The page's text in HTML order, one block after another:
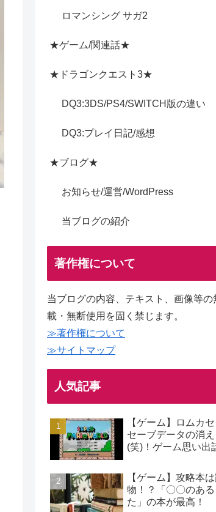
ロマンシング サガ2
★ゲーム/関連話★
★ドラゴンクエスト3★
DQ3:3DS/PS4/SWITCH版の違い
DQ3:プレイ日記/感想
★ブログ★
お知らせ/運営/WordPress
当ブログの紹介
著作権について
当ブログの内容、テキスト、画像等の
載・無断使用を固く禁じます。
≫著作権について
≫サイトマップ
人気記事
【ゲーム】ロムカ
セーブデータの消
(笑)！ゲーム思い出
【ゲーム】攻略本
物！？「〇〇のあ
た」の本が最高！